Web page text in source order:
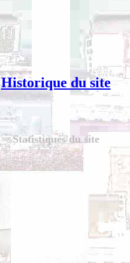
Historique du site
Statistiques du site